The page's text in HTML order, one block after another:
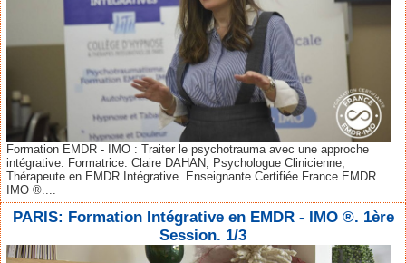
Formation EMDR - IMO : Traiter le psychotrauma avec une approche
intégrative. Formatrice: Claire DAHAN, Psychologue Clinicienne,
Thérapeute en EMDR Intégrative. Enseignante Certifiée France EMDR
IMO ®....
PARIS: Formation Intégrative en EMDR - IMO ®. 1ère
Session. 1/3